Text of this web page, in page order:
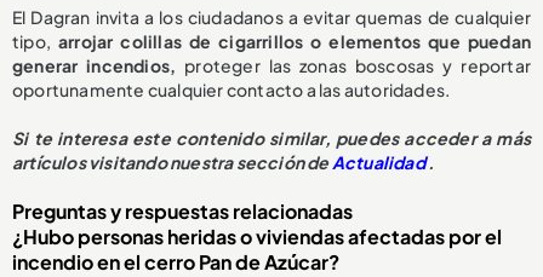
El Dagran invita a los ciudadanos a evitar quemas de cualquier
tipo, arrojar colillas de cigarrillos o elementos que puedan
generar incendios, proteger las zonas boscosas y reportar
oportunamente cualquier contacto a las autoridades.
Si te interesa este contenido similar, puedes acceder a más
artículos visitando nuestra sección deActualidad.
Preguntas y respuestas relacionadas
¿Hubo personas heridas o viviendas afectadas por el
incendio en el cerro Pan de Azúcar?